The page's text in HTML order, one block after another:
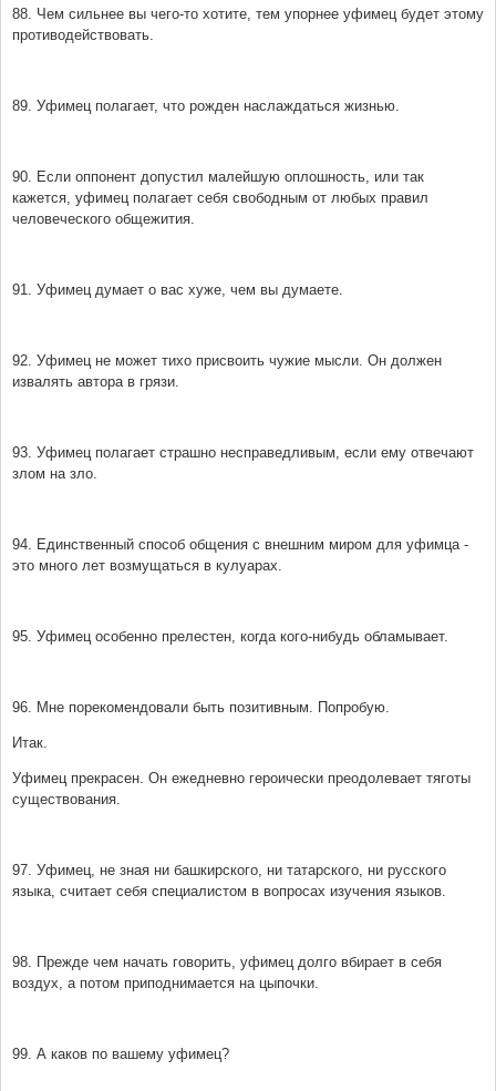
88. Чем сильнее вы чего-то хотите, тем упорнее уфимец будет этому
противодействовать.
89. Уфимец полагает, что рожден наслаждаться жизнью.
90. Если оппонент допустил малейшую оплошность, или так
кажется, уфимец полагает себя свободным от любых правил
человеческого общежития.
91. Уфимец думает о вас хуже, чем вы думаете.
92. Уфимец не может тихо присвоить чужие мысли. Он должен
извалять автора в грязи.
93. Уфимец полагает страшно несправедливым, если ему отвечают
злом на зло.
94. Единственный способ общения с внешним миром для уфимца -
это много лет возмущаться в кулуарах.
95. Уфимец особенно прелестен, когда кого-нибудь обламывает.
96. Мне порекомендовали быть позитивным. Попробую.
Итак.
Уфимец прекрасен. Он ежедневно героически преодолевает тяготы
существования.
97. Уфимец, не зная ни башкирского, ни татарского, ни русского
языка, считает себя специалистом в вопросах изучения языков.
98. Прежде чем начать говорить, уфимец долго вбирает в себя
воздух, а потом приподнимается на цыпочки.
99. А каков по вашему уфимец?